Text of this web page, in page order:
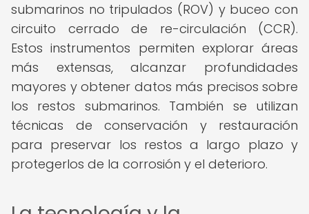
submarinos no tripulados (ROV) y buceo con
circuito cerrado de re-circulación (CCR).
Estos instrumentos permiten explorar áreas
más extensas, alcanzar profundidades
mayores y obtener datos más precisos sobre
los restos submarinos. También se utilizan
técnicas de conservación y restauración
para preservar los restos a largo plazo y
protegerlos de la corrosión y el deterioro.